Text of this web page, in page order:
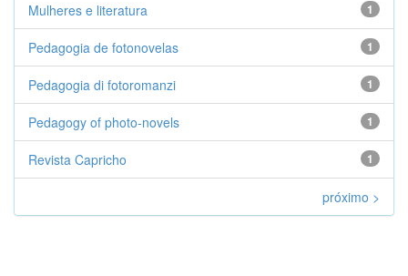
1
Mulheres e literatura
1
Pedagogia de fotonovelas
1
Pedagogia di fotoromanzi
1
Pedagogy of photo-novels
1
Revista Capricho
próximo >